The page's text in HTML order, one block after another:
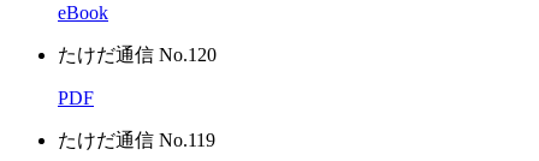
eBook
たけだ通信 No.120
PDF
たけだ通信 No.119